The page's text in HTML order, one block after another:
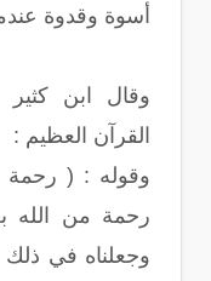
أسوة وقدوة
وقال ابن
القرآن العظيم :
وقوله : ( رحمة
رحمة من الله
وجعلناه في ذلك